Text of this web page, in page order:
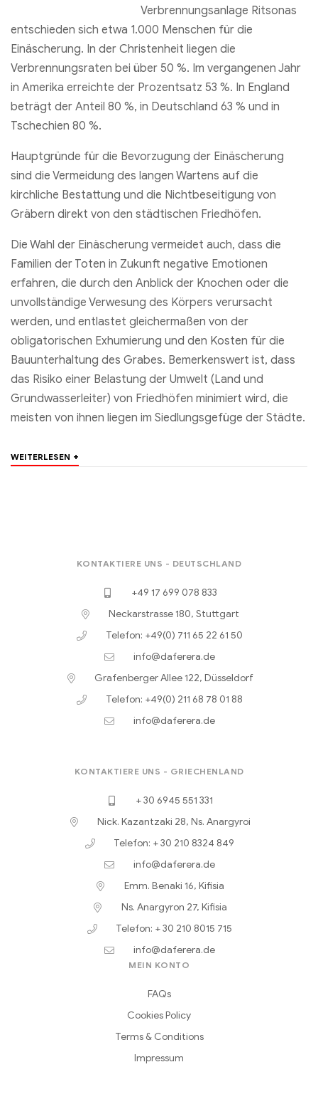
Verbrennungsanlage Ritsonas
entschieden sich etwa 1.000 Menschen für die
Einäscherung. In der Christenheit liegen die
Verbrennungsraten bei über 50 %. Im vergangenen Jahr
in Amerika erreichte der Prozentsatz 53 %. In England
beträgt der Anteil 80 %, in Deutschland 63 % und in
Tschechien 80 %.
Hauptgründe für die Bevorzugung der Einäscherung
sind die Vermeidung des langen Wartens auf die
kirchliche Bestattung und die Nichtbeseitigung von
Gräbern direkt von den städtischen Friedhöfen.
Die Wahl der Einäscherung vermeidet auch, dass die
Familien der Toten in Zukunft negative Emotionen
erfahren, die durch den Anblick der Knochen oder die
unvollständige Verwesung des Körpers verursacht
werden, und entlastet gleichermaßen von der
obligatorischen Exhumierung und den Kosten für die
Bauunterhaltung des Grabes. Bemerkenswert ist, dass
das Risiko einer Belastung der Umwelt (Land und
Grundwasserleiter) von Friedhöfen minimiert wird, die
meisten von ihnen liegen im Siedlungsgefüge der Städte.
WEITERLESEN +
KONTAKTIERE UNS - DEUTSCHLAND
+49 17 699 078 833
Neckarstrasse 180, Stuttgart
Telefon: +49(0) 711 65 22 61 50
info@daferera.de
Grafenberger Allee 122, Düsseldorf
Telefon: +49(0) 211 68 78 01 88
info@daferera.de
KONTAKTIERE UNS - GRIECHENLAND
+ 30 6945 551 331
Nick. Kazantzaki 28, Ns. Anargyroi
Telefon: + 30 210 8324 849
info@daferera.de
Emm. Benaki 16, Kifisia
Ns. Anargyron 27, Kifisia
Telefon: + 30 210 8015 715
info@daferera.de
MEIN KONTO
FAQs
Cookies Policy
Terms & Conditions
Impressum